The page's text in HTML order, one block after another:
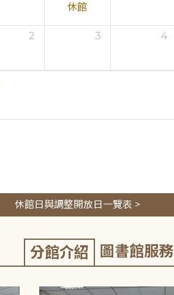
休館
2 3 4
休館日與調整開放日一覽表 >
分館介紹 圖書館服務